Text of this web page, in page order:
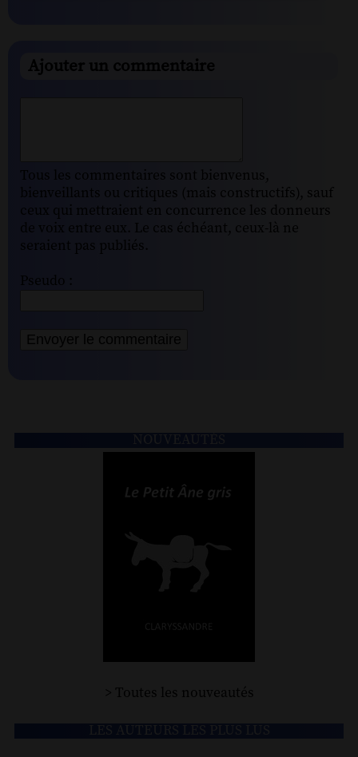
Ajouter un commentaire
Tous les commentaires sont bienvenus,
bienveillants ou critiques (mais constructifs), sauf
ceux qui mettraient en concurrence les donneurs
de voix entre eux. Le cas échéant, ceux-là ne
seraient pas publiés.
Pseudo :
> Toutes les nouveautés